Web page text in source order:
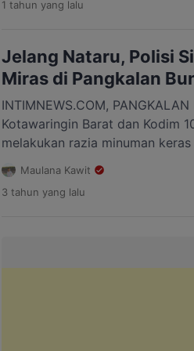
Suyanto, menyampaikan hal ini
konsumsi miras kerap menjadi
“Kalau orang yang sadar saja
1 tahun yang lalu
Jelang Nataru, Polisi
Miras di Pangkalan
INTIMNEWS.COM,
Kotawaringin Barat dan Kodim
melakukan razia minuman
(Nataru). Berdasarkan hasil
Desember 2023 sekira pukul
Maulana Kawit
3 tahun yang lalu